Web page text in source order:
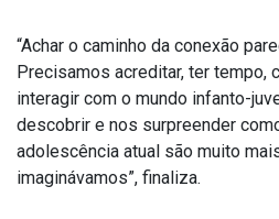
“Achar o caminho da conexão
Precisamos acreditar, ter tempo,
interagir com o mundo infanto-
descobrir e nos surpreender
adolescência atual são muito
imaginávamos”, finaliza.